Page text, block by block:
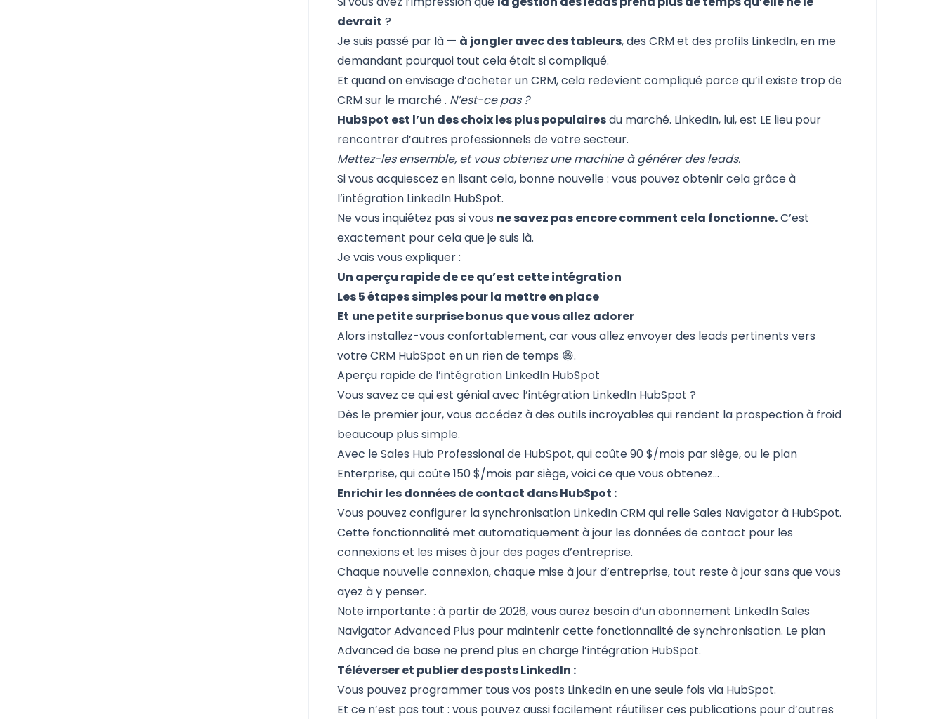
devrait ?
Je suis passé par là — à jongler avec des tableurs, des CRM et des profils LinkedIn, en me
demandant pourquoi tout cela était si compliqué.
Et quand on envisage d’acheter un CRM, cela redevient compliqué parce qu’il existe trop de
CRM sur le marché. N’est-ce pas ?
HubSpot est l’un des choix les plus populairesdu marché. LinkedIn, lui, est LE lieu pour
rencontrer d’autres professionnels de votre secteur.
Mettez-les ensemble, et vous obtenez une machine à générer des leads.
Si vous acquiescez en lisant cela, bonne nouvelle : vous pouvez obtenir cela grâce à
l’intégration LinkedIn HubSpot.
Ne vous inquiétez pas si vous ne savez pas encore comment cela fonctionne.C’est
exactement pour cela que je suis là.
Je vais vous expliquer :
Un aperçu rapide de ce qu’est cette intégration
Les 5 étapes simples pour la mettre en place
Et une petite surprise bonus que vous allez adorer
Alors installez-vous confortablement, car vous allez envoyer des leads pertinents vers
votre CRM HubSpot en un rien de temps 😄.
Aperçu rapide de l’intégration LinkedIn HubSpot
Vous savez ce qui est génial avec l’intégration LinkedIn HubSpot ?
Dès le premier jour, vous accédez à des outils incroyables qui rendent la prospection à froid
beaucoup plus simple.
Avec leSales Hub Professional de HubSpot, qui coûte 90 $/mois par siège, ou le plan
Enterprise, qui coûte 150 $/mois par siège, voici ce que vous obtenez…
Enrichir les données de contact dans HubSpot :
Vous pouvez configurer la synchronisation LinkedIn CRMqui relie Sales Navigator à HubSpot.
Cette fonctionnalité met automatiquement à jour les données de contact pour les
connexions et les mises à jour des pages d’entreprise.
Chaque nouvelle connexion, chaque mise à jour d’entreprise, tout reste à jour sans que vous
ayez à y penser.
Note importante : à partir de 2026, vous aurez besoin d’un abonnement LinkedIn Sales
Navigator Advanced Plus pour maintenir cette fonctionnalité de synchronisation. Le plan
Advanced de base ne prend plus en charge l’intégration HubSpot.
Téléverser et publier des posts LinkedIn :
Vous pouvez programmer tous vos posts LinkedIn en une seule fois via HubSpot.
Et ce n’est pas tout : vous pouvez aussi facilement réutiliser ces publications pour d’autres